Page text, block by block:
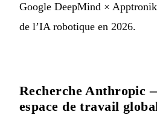
Google DeepMind ×
de l’IA robotique en 2026.
Recherche Anthropic
espace de travail